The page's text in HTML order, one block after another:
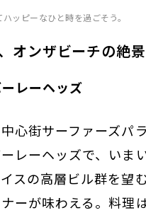
ッピーなひと時を過ごそう。
オンザビーチの絶景
レーヘッズ
心街サーファーズパ
レーヘッズで、いま
スの高層ビル群を望
ーが味わえる。料理